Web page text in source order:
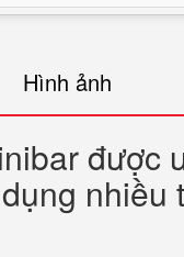
Hình ảnh
được
nhiều